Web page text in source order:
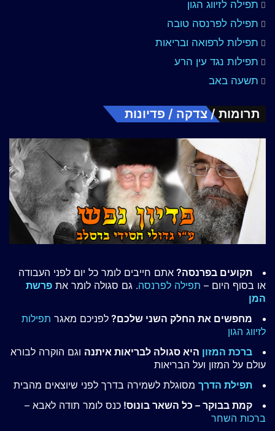
תפילה לזיווג הגון
תפילה לפרנסה טובה
תפילות לרפואה ובריאות
תפילות נגד עין הרע
תשעה באב
תרומות / צדקה / פדיונות
תקועים בפרנסה? אתם חייבים לומר כל יום לפני העבודה
או בסוף היום – תפילה לפרנסה. גם סגולה לומר את פרשת
המן
מחפשים את החלק השני שלכם? לפניכם מאגר תפילות
לזיווג הגון
ברכת המזון היא סגולה לבריאות איתנה וגם הוקרה לבורא
עולם על המזון ועל הבריאות
תפילת הדרך מסוגלת לשמירה בדרך לפני שיוצאים מהבית
קמת בבוקר – כל השאר בונוס! כנס לומר תודה לאבא –
ברכות השחר